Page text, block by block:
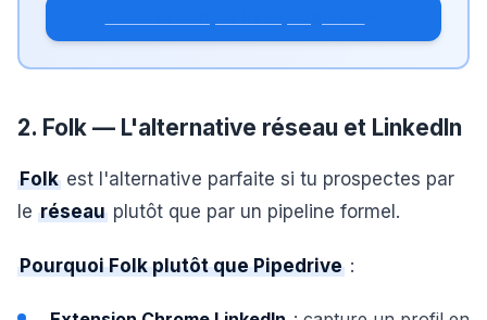
2. Folk — L'alternative réseau et LinkedIn
Folk est l'alternative parfaite si tu prospectes par
le réseau plutôt que par un pipeline formel.
Pourquoi Folk plutôt que Pipedrive :